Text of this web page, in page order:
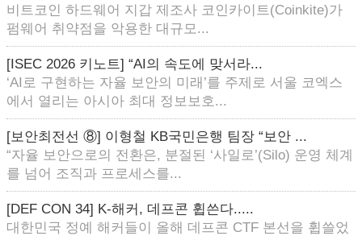
비트코인 하드웨어 지갑 제조사 코인카이트(Coinkite)가
펌웨어 취약점을 악용한 대규모...
[ISEC 2026 키노트] “AI의 속도에 맞서라...
‘AI로 구현하는 자율 보안의 미래’를 주제로 서울 코엑스
에서 열리는 아시아 최대 정보보호...
[보안최전선 ⑧] 이형철 KB국민은행 팀장 “보안 ...
“자율 보안으로의 전환은, 분절된 ‘사일로’(Silo) 운영 체계
를 넘어 조직과 프로세스를...
[DEF CON 34] K-해커, 데프콘 휩쓴다.....
대한민국 정예 해커들이 올해 데프콘 CTF 본선을 휩쓸었